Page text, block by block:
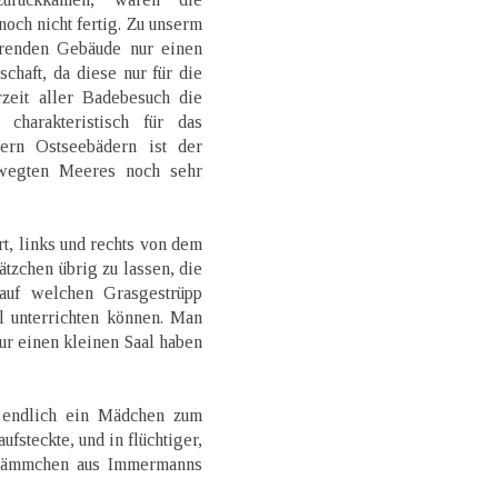
nicht fertig. Zu unserm
Gebäude nur einen
da diese nur für die
aller Badebesuch die
für das
Ostseebädern ist der
Meeres noch sehr
links und rechts von dem
übrig zu lassen, die
welchen Grasgestrüpp
können. Man
einen kleinen Saal haben
ein Mädchen zum
und in flüchtiger,
aus Immermanns